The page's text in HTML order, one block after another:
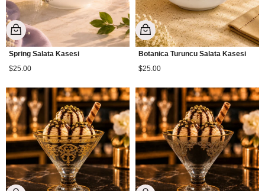
Spring Salata Kasesi
$25.00
Botanica Turuncu Salata Kasesi
$25.00